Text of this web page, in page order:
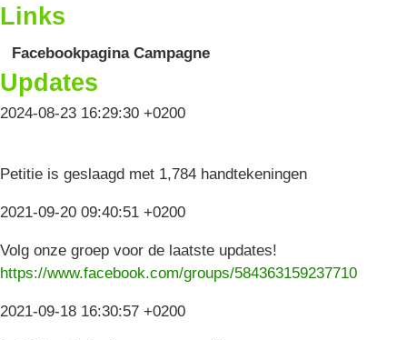
Links
Facebookpagina Campagne
Updates
2024-08-23 16:29:30 +0200
Petitie is geslaagd met 1,784 handtekeningen
2021-09-20 09:40:51 +0200
Volg onze groep voor de laatste updates!
https://www.facebook.com/groups/584363159237710
2021-09-18 16:30:57 +0200